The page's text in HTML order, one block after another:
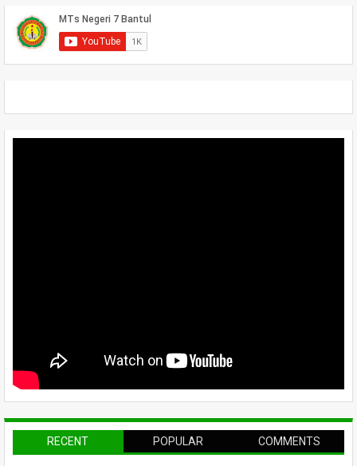
RECENT POPULAR COMMENTS